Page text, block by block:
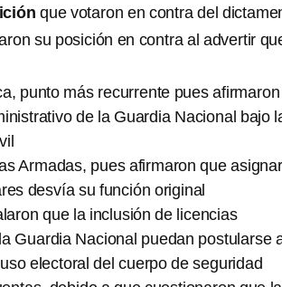
que votaron en contra del
su posición en contra al advertir
punto más recurrente pues
de la Guardia Nacional bajo
Armadas, pues afirmaron que asignar
desvía su función original
que la inclusión de licencias
Guardia Nacional puedan postularse
electoral del cuerpo de seguridad